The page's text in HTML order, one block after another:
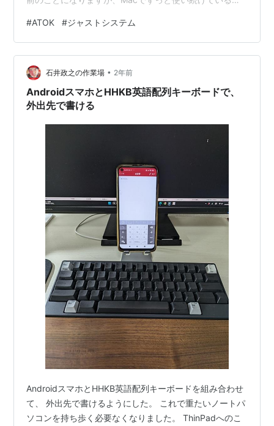
た。 この年になって、インプッドメソッドが変わるリ
ハ、多分耐えられないと思います。 7、8年前でしたが、
一時、Appleの純正のインプッドメソッドを使ってみたり
もしたのですが、あのとき、思い切って移行すればでき
たように思いますが、今となっては夢の泡ぐらいに実現
不可能かと。 こ…
#ATOK #ジャストシステム
石井政之の作業場 • 2年前
AndroidスマホとHHKB英語配列キーボードで、
外出先で書ける
AndroidスマホとHHKB英語配列キーボードを組み合わせ
て、 外出先で書けるようにした。 これで重たいノートパ
ソコンを持ち歩く必要なくなりました。 ThinPadへのこ